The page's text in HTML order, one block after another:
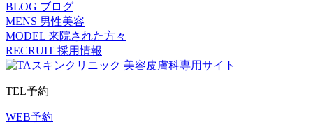
BLOG ブログ
MENS 男性美容
MODEL 来院された方々
RECRUIT 採用情報
TEL予約
WEB予約